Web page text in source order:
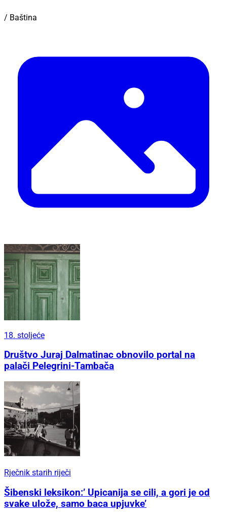
/ Baština
18. stoljeće
Društvo Juraj Dalmatinac obnovilo portal na
palači Pelegrini-Tambača
Rječnik starih riječi
Šibenski leksikon:’ Upicanija se cili, a gori je od
svake ulože, samo baca upjuvke’